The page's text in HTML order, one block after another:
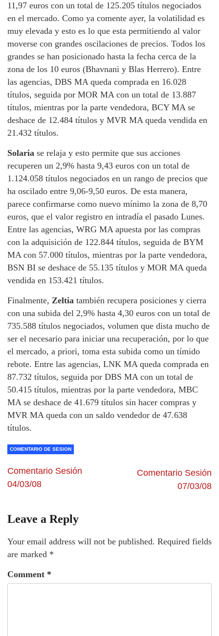
11,97 euros con un total de 125.205 títulos negociados
en el mercado. Como ya comente ayer, la volatilidad es
muy elevada y esto es lo que esta permitiendo al valor
moverse con grandes oscilaciones de precios. Todos los
grandes se han posicionado hasta la fecha cerca de la
zona de los 10 euros (Bhavnani y Blas Herrero). Entre
las agencias, DBS MA queda comprada en 16.028
títulos, seguida por MOR MA con un total de 13.887
títulos, mientras por la parte vendedora, BCY MA se
deshace de 12.484 títulos y MVR MA queda vendida en
21.432 títulos.
Solaria se relaja y esto permite que sus acciones
recuperen un 2,9% hasta 9,43 euros con un total de
1.124.058 títulos negociados en un rango de precios que
ha oscilado entre 9,06-9,50 euros. De esta manera,
parece confirmarse como nuevo mínimo la zona de 8,70
euros, que el valor registro en intradía el pasado Lunes.
Entre las agencias, WRG MA apuesta por las compras
con la adquisición de 122.844 títulos, seguida de BYM
MA con 57.000 títulos, mientras por la parte vendedora,
BSN BI se deshace de 55.135 títulos y MOR MA queda
vendida en 153.421 títulos.
Finalmente, Zeltia también recupera posiciones y cierra
con una subida del 2,9% hasta 4,30 euros con un total de
735.588 títulos negociados, volumen que dista mucho de
ser el necesario para iniciar una recuperación, por lo que
el mercado, a priori, toma esta subida como un tímido
rebote. Entre las agencias, LNK MA queda comprada en
87.732 títulos, seguida por DBS MA con un total de
50.415 títulos, mientras por la parte vendedora, MBC
MA se deshace de 41.679 títulos sin hacer compras y
MVR MA queda con un saldo vendedor de 47.638
títulos.
COMENTARIO DE SESION
Comentario Sesión
04/03/08
Comentario Sesión
07/03/08
Leave a Reply
Your email address will not be published. Required fields
are marked *
Comment *